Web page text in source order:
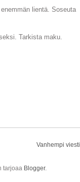
lientä. Soseuta
Tarkista maku.
Vanhempi viesti
tarjoaa Blogger.